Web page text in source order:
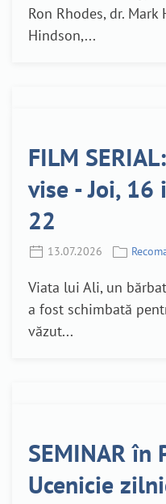
Ron Rhodes, dr. Mark
Hindson,...
FILM
vise - Joi,
22
13.07.2026
Viata lui Ali, un
a fost schimbată
văzut...
SEMINAR în
Ucenicie